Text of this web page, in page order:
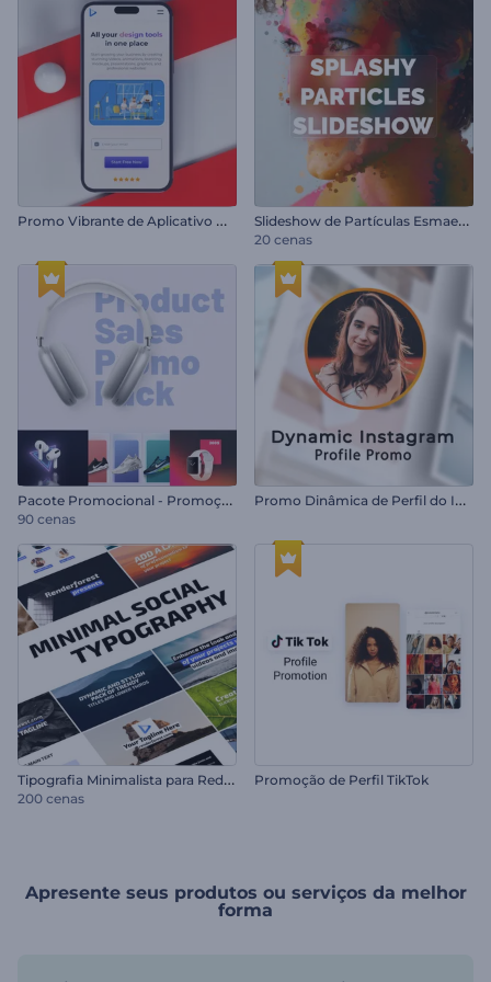
P
romo Vibrante de Aplicativo Móvel S
lideshow de Partículas Esmaecentes
20 cenas
P
acote Promocional - Promoção de Produtos
90 cenas
P
romo Dinâmica de Perfil do Instagram
T
ipografia Minimalista para Redes Sociais
200 cenas
Promoção de Perfil TikTok
Apresente seus produtos ou serviços da melhor
forma